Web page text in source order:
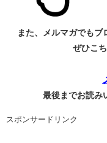
また、メルマガでもブ
ぜひこ
最後までお読み
スポンサードリンク